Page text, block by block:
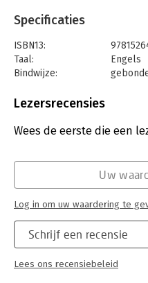
Specificaties
ISBN13:
Taal:
Engels
Bindwijze:
Uitgever:
Verschijningsdatum:
19-1-
Lezersrecensies
Wees de eerste die een
Schrijf een recensie
Lees ons recensiebeleid
Uw
Log in om uw waardering te